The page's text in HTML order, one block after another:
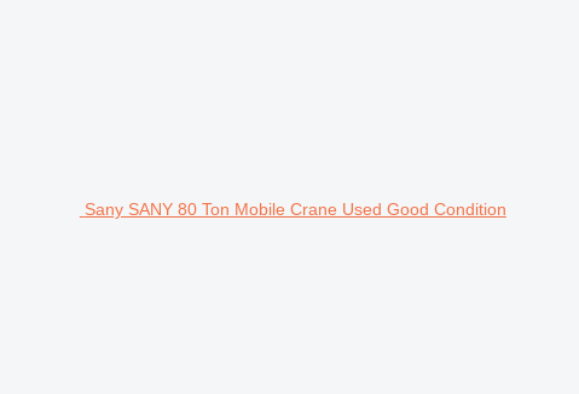
Sany SANY 80 Ton Mobile Crane Used Good Condition